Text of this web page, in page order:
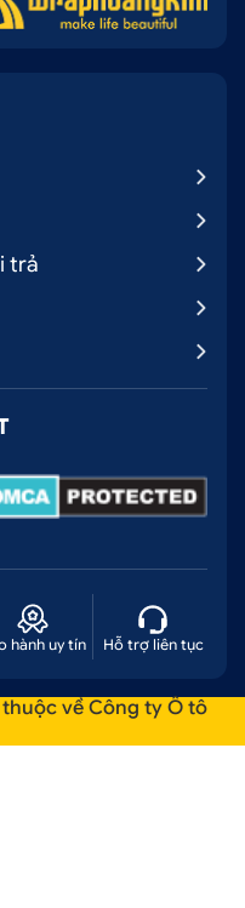
trả
hành uy tín Hỗ trợ liên tục
về Công ty Ô tô